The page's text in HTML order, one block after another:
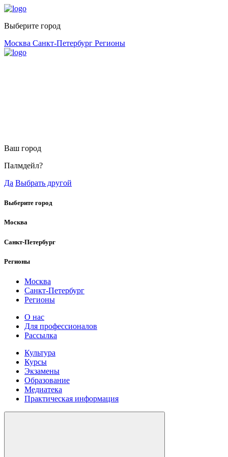
Выберите город
Москва Санкт-Петербург Регионы
Ваш город
Палмдейл?
Да Выбрать другой
Выберите город
Москва
Санкт-Петербург
Регионы
Москва
Санкт-Петербург
Регионы
О нас
Для профессионалов
Рассылка
Культура
Курсы
Экзамены
Образование
Медиатека
Практическая информация